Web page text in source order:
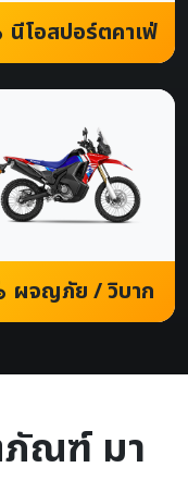
นีโอสปอร์ตคาเฟ่
ผจญภัย / วิบาก
ณฑ์ มา